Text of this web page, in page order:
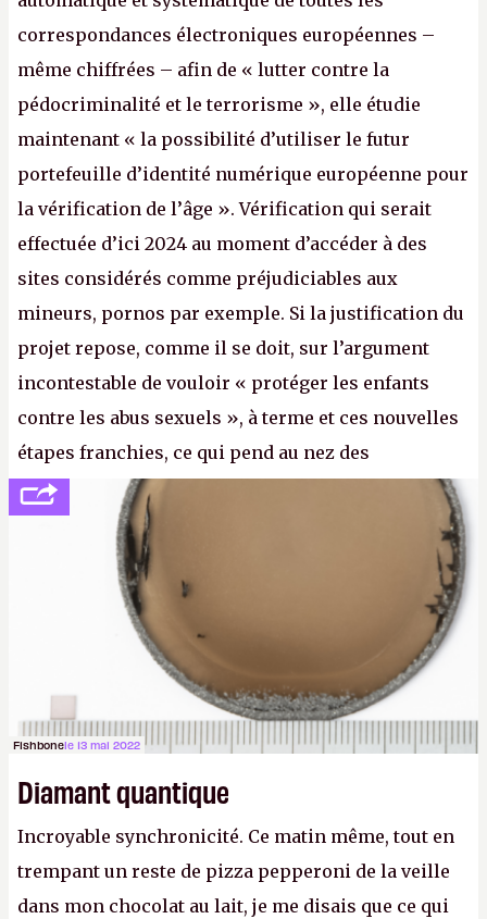
correspondances électroniques européennes –
même chiffrées – afin de « lutter contre la
pédocriminalité et le terrorisme », elle étudie
maintenant « la possibilité d’utiliser le futur
portefeuille d’identité numérique européenne pour
la vérification de l’âge ». Vérification qui serait
effectuée d’ici 2024 au moment d’accéder à des
sites considérés comme préjudiciables aux
mineurs, pornos par exemple. Si la justification du
projet repose, comme il se doit, sur l’argument
incontestable de vouloir « protéger les enfants
contre les abus sexuels », à terme et ces nouvelles
étapes franchies, ce qui pend au nez des
internautes est à n'en point douter la mise en place
de l’identification obligatoire pour se connecter au
http://cpc.cx/AH432N1
- Crédit photo : Pexels -
Fishbonele 13 mai 2022
Diamant quantique
Incroyable synchronicité. Ce matin même, tout en
trempant un reste de pizza pepperoni de la veille
dans mon chocolat au lait, je me disais que ce qui